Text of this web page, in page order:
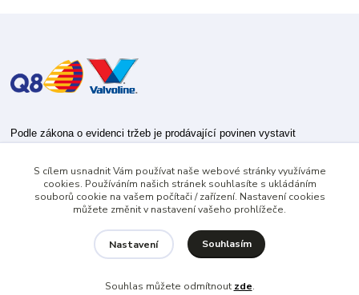
Podle zákona o evidenci tržeb je prodávající povinen vystavit
Zároveň je povinen zaevidovat přijatou tržbu u správce daně online; v
případě technického výpadku pak nejpozději do 48 hodin.
S cílem usnadnit Vám používat naše webové stránky využíváme
cookies. Používáním našich stránek souhlasíte s ukládáním
souborů cookie na vašem počítači / zařízení. Nastavení cookies
můžete změnit v nastavení vašeho prohlížeče.
Nastavení Souhlasím
Souhlas můžete odmítnout zde.